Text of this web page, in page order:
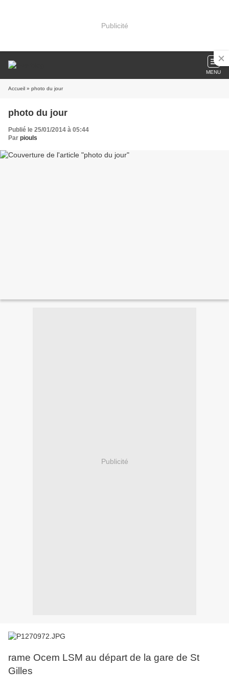
Publicité
MENU
Accueil » photo du jour
photo du jour
Publié le 25/01/2014 à 05:44
Par piouls
Publicité
rame Ocem LSM au départ de la gare de St
Gilles